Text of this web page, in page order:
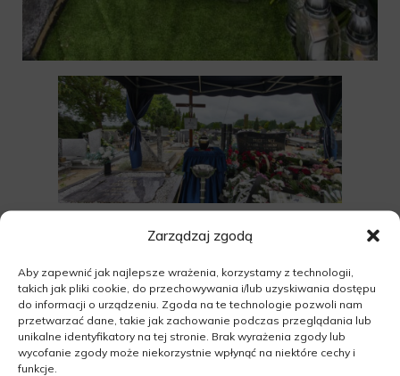
Zarządzaj zgodą
Aby zapewnić jak najlepsze wrażenia, korzystamy z technologii,
takich jak pliki cookie, do przechowywania i/lub uzyskiwania dostępu
do informacji o urządzeniu. Zgoda na te technologie pozwoli nam
przetwarzać dane, takie jak zachowanie podczas przeglądania lub
unikalne identyfikatory na tej stronie. Brak wyrażenia zgody lub
wycofanie zgody może niekorzystnie wpłynąć na niektóre cechy i
funkcje.